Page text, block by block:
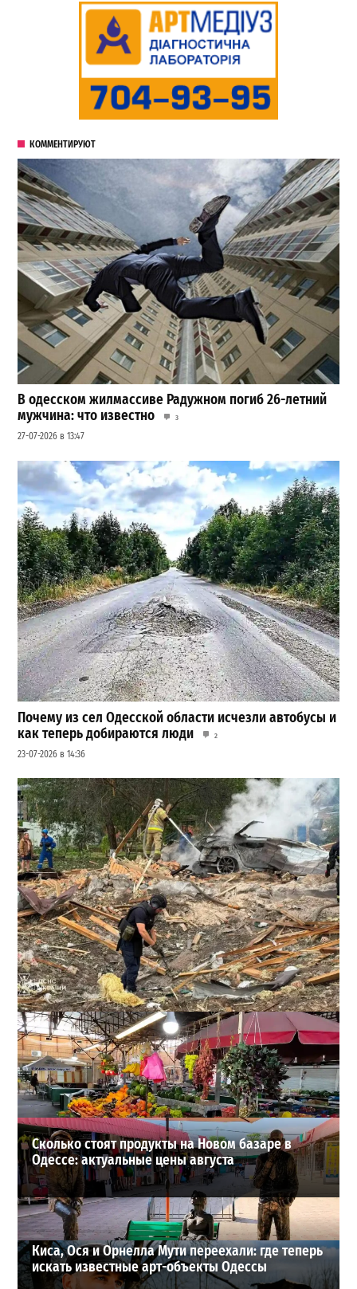
КОММЕНТИРУЮТ
В одесском жилмассиве Радужном погиб 26-летний
мужчина: что известно
3
27-07-2026 в 13:47
Почему из сел Одесской области исчезли автобусы и
как теперь добираются люди
2
23-07-2026 в 14:36
Ракетный удар по полигону на Киевщине: погибли 10
человек, сотня раненых
2
24-07-2026 в 15:22
ВИБОР РЕДАКЦИИ
Сколько стоят продукты на Новом базаре в
Одессе: актуальные цены августа
Киса, Ося и Орнелла Мути переехали: где теперь
искать известные арт-объекты Одессы